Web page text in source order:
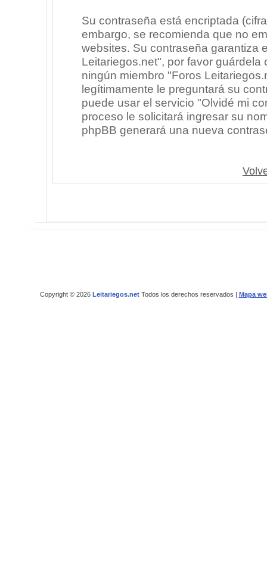
Su contraseña está encriptada
embargo, se recomienda que no
websites. Su contraseña garantiza
Leitariegos.net", por favor
ningún miembro "Foros
legítimamente le preguntará su
puede usar el servicio "Olvidé mi
proceso le solicitará ingresar su
phpBB generará una nueva
Copyright © 2026 Leitariegos.netTodos los derechos reservados | Mapa